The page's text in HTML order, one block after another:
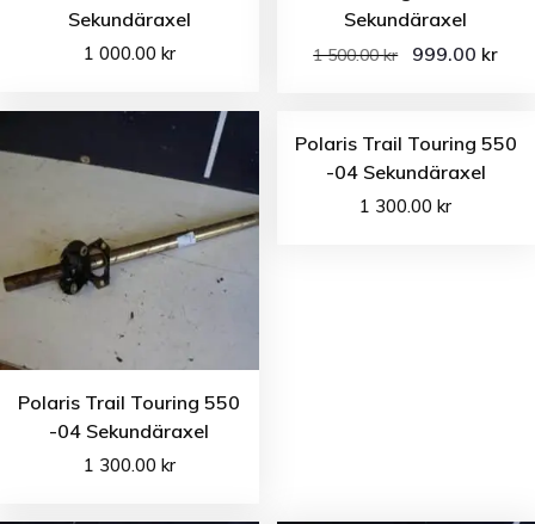
Sekundäraxel
1 000.00 kr
Sekundäraxel
1 500.00kr 999.00 kr
Polaris Trail Touring 550
-04 Sekundäraxel
1 300.00 kr
Polaris Trail Touring 550
-04 Sekundäraxel
1 300.00kr